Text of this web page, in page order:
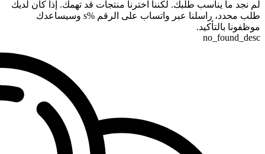
لم نجد ما يناسب طلبك. لكننا اخترنا منتجات قد تهمك. إذا كان لديك
طلب محدد، راسلنا عبر واتساب على الرقم %s وسيساعدك
موظفونا بالتأكيد.
no_found_desc